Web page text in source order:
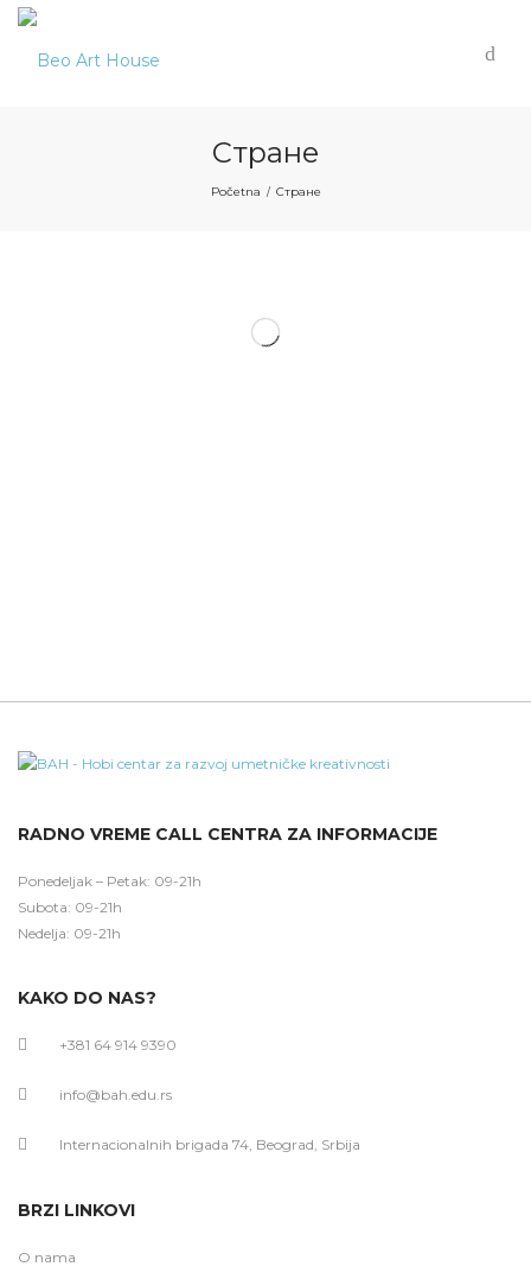
Стране
Početna / Стране
RADNO VREME CALL CENTRA ZA INFORMACIJE
Ponedeljak – Petak: 09-21h
Subota: 09-21h
Nedelja: 09-21h
KAKO DO NAS?
+381 64 914 9390
info@bah.edu.rs
Internacionalnih brigada 74, Beograd, Srbija
BRZI LINKOVI
O nama